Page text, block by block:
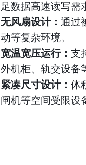
足数据高速读写需
无风扇设计： 通过
动等复杂环境。
宽温宽压运行： 支
外机柜、轨交设备
紧凑尺寸设计： 体
闸机等空间受限设